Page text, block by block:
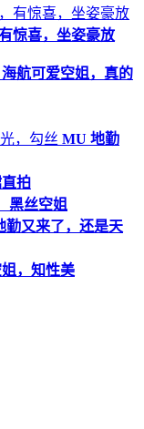
惊喜，坐姿豪放
海航可爱空姐，真的
MU 地勤
拍
黑丝空姐
勤又来了，还是天
，知性美